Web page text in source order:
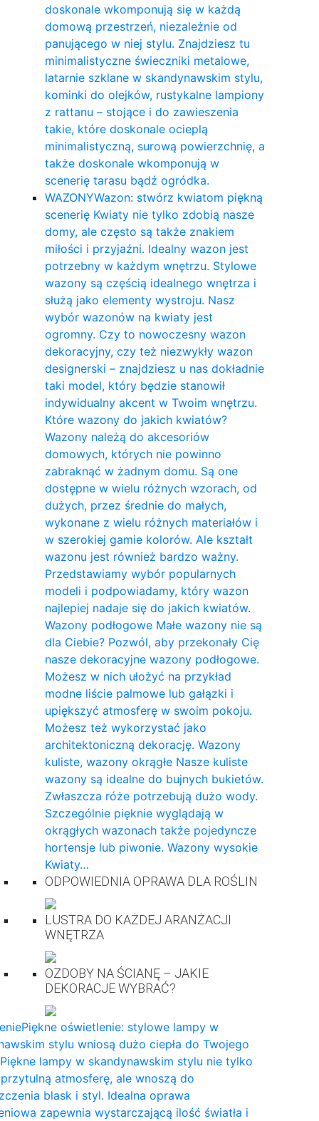
doskonale wkomponują się w każdą
domową przestrzeń, niezależnie od
panującego w niej stylu. Znajdziesz tu
minimalistyczne świeczniki metalowe,
latarnie szklane w skandynawskim stylu,
kominki do olejków, rustykalne lampiony
z rattanu – stojące i do zawieszenia
takie, które doskonale ocieplą
minimalistyczną, surową powierzchnię, a
także doskonale wkomponują w
scenerię tarasu bądź ogródka.
WAZONYWazon: stwórz kwiatom piękną
scenerię Kwiaty nie tylko zdobią nasze
domy, ale często są także znakiem
miłości i przyjaźni. Idealny wazon jest
potrzebny w każdym wnętrzu. Stylowe
wazony są częścią idealnego wnętrza i
służą jako elementy wystroju. Nasz
wybór wazonów na kwiaty jest
ogromny. Czy to nowoczesny wazon
dekoracyjny, czy też niezwykły wazon
designerski – znajdziesz u nas dokładnie
taki model, który będzie stanowił
indywidualny akcent w Twoim wnętrzu.
Które wazony do jakich kwiatów?
Wazony należą do akcesoriów
domowych, których nie powinno
zabraknąć w żadnym domu. Są one
dostępne w wielu różnych wzorach, od
dużych, przez średnie do małych,
wykonane z wielu różnych materiałów i
w szerokiej gamie kolorów. Ale kształt
wazonu jest również bardzo ważny.
Przedstawiamy wybór popularnych
modeli i podpowiadamy, który wazon
najlepiej nadaje się do jakich kwiatów.
Wazony podłogowe Małe wazony nie są
dla Ciebie? Pozwól, aby przekonały Cię
nasze dekoracyjne wazony podłogowe.
Możesz w nich ułożyć na przykład
modne liście palmowe lub gałązki i
upiększyć atmosferę w swoim pokoju.
Możesz też wykorzystać jako
architektoniczną dekorację. Wazony
kuliste, wazony okrągłe Nasze kuliste
wazony są idealne do bujnych bukietów.
Zwłaszcza róże potrzebują dużo wody.
Szczególnie pięknie wyglądają w
okrągłych wazonach także pojedyncze
hortensje lub piwonie. Wazony wysokie
Kwiaty…
ODPOWIEDNIA OPRAWA DLA ROŚLIN
LUSTRA DO KAŻDEJ ARANŻACJI
WNĘTRZA
OZDOBY NA ŚCIANĘ – JAKIE
DEKORACJE WYBRAĆ?
Piękne oświetlenie: stylowe lampy w
stylu wniosą dużo ciepła do Twojego
lampy w skandynawskim stylu nie tylko
atmosferę, ale wnoszą do
blask i styl. Idealna oprawa
zapewnia wystarczającą ilość światła i